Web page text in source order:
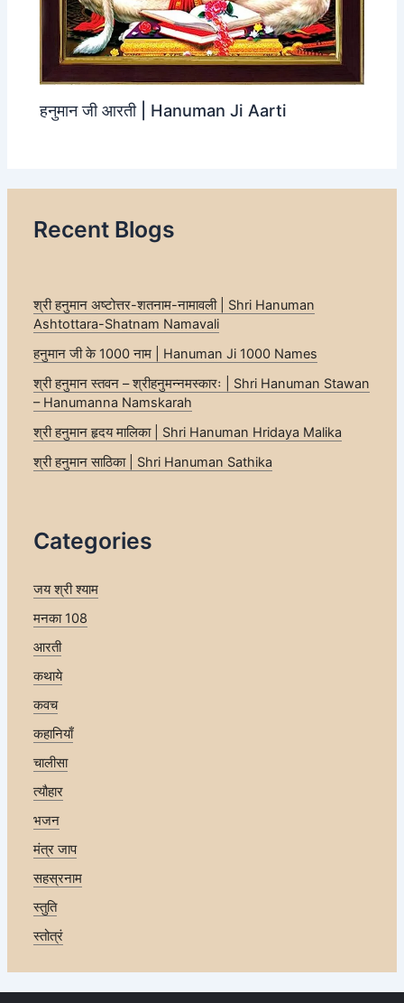
हनुमान जी आरती | Hanuman Ji Aarti
Recent Blogs
श्री हनुमान अष्टोत्तर-शतनाम-नामावली | Shri Hanuman
Ashtottara-Shatnam Namavali
हनुमान जी के 1000 नाम | Hanuman Ji 1000 Names
श्री हनुमान स्तवन – श्रीहनुमन्नमस्कारः | Shri Hanuman Stawan
– Hanumanna Namskarah
श्री हनुमान हृदय मालिका | Shri Hanuman Hridaya Malika
श्री हनुमान साठिका | Shri Hanuman Sathika
Categories
जय श्री श्याम
मनका 108
आरती
कथाये
कवच
कहानियाँ
चालीसा
त्यौहार
भजन
मंत्र जाप
सहस्रनाम
स्तुति
स्तोत्रं